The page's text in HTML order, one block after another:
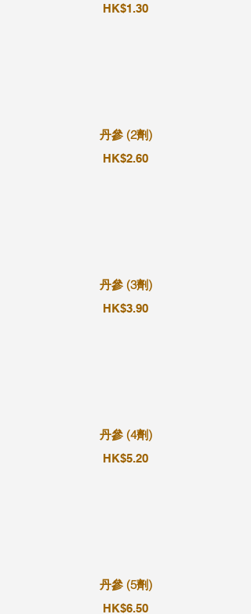
HK$1.30
丹參 (2劑)
HK$2.60
丹參 (3劑)
HK$3.90
丹參 (4劑)
HK$5.20
丹參 (5劑)
HK$6.50